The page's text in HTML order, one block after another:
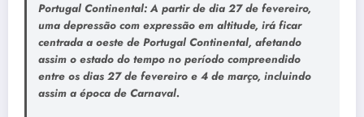
Portugal Continental: A partir de dia 27 de fevereiro,
uma depressão com expressão em altitude, irá ficar
centrada a oeste de Portugal Continental, afetando
assim o estado do tempo no período compreendido
entre os dias 27 de fevereiro e 4 de março, incluindo
assim a época de Carnaval.